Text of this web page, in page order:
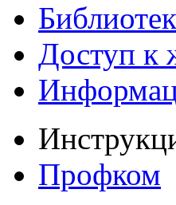
Доступ к
Профком